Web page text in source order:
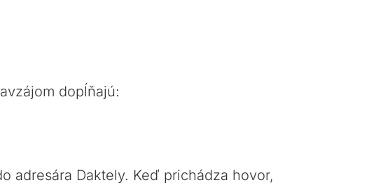
dopĺňajú:
adresára Daktely. Keď prichádza hovor,